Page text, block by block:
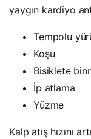
yaygın kardiyo
Tempolu
Koşu
Bisiklete
İp atlama
Yüzme
Kalp atış hızını